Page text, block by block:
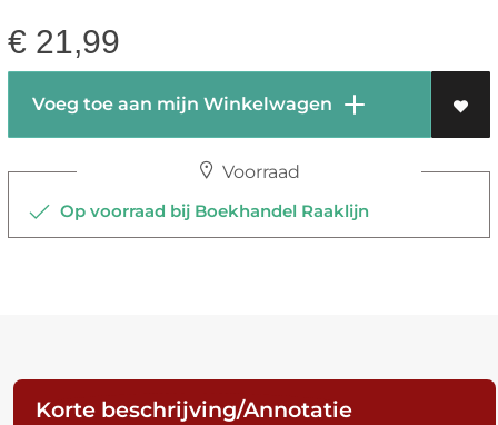
€ 21,99
Voeg toe aan mijn Winkelwagen
Voorraad
Op voorraad bij Boekhandel Raaklijn
Korte beschrijving/Annotatie